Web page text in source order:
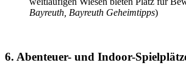
Bayreuth, Bayreuth Geheimtipps)
6. Abenteuer- und Indoor-